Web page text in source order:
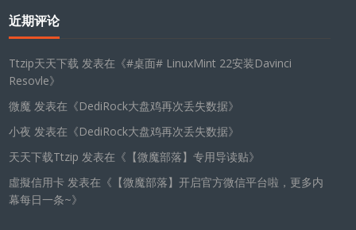
近期评论
Ttzip天天下载 发表在《#桌面# LinuxMint 22安装Davinci
Resovle》
微魔 发表在《DediRock大盘鸡再次丢失数据》
小夜 发表在《DediRock大盘鸡再次丢失数据》
天天下载Ttzip 发表在《 【微魔部落】专用导读贴》
虛擬信用卡 发表在《 【微魔部落】开启官方微信平台啦，更多内
幕每日一条~》